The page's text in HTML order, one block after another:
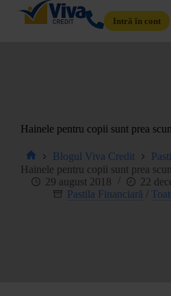
Intră în cont
Hainele pentru copii sunt prea
Blogul Viva Credit
Hainele pentru copii sunt prea
29 august 2018
22
Pastila Financiară /